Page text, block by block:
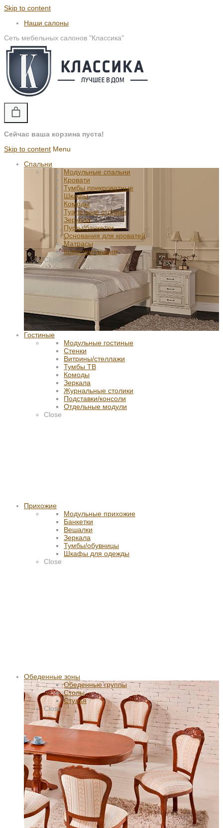
Skip to content
Наши салоны
Сеть мебельных салонов "Классика"
Сейчас ваша корзина пуста!
Skip to content Menu
Спальни
Модульные спальни
Кровати
Тумбы прикроватные
Шкафы
Комоды
Туалетные столики
Зеркала
Пуфы/банкетки
Основания для кроватей
Матрасы
Комплектующие
Close
Гостиные
Модульные гостиные
Стенки
Витрины/стеллажи
Тумбы ТВ
Комоды
Зеркала
Журнальные столики
Подставки/консоли
Отдельные модули
Close
Прихожие
Модульные прихожие
Банкетки
Вешалки
Зеркала
Тумбы/обувницы
Шкафы для одежды
Close
Обеденные зоны
Обеденные группы
Столы
Стулья
Close